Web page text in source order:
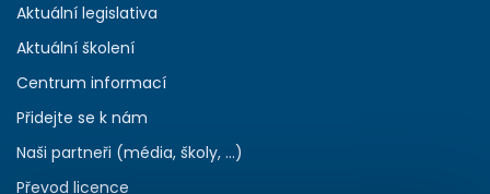
Aktuální legislativa
Aktuální školení
Centrum informací
Přidejte se k nám
Naši partneři (média, školy, ...)
Převod licence